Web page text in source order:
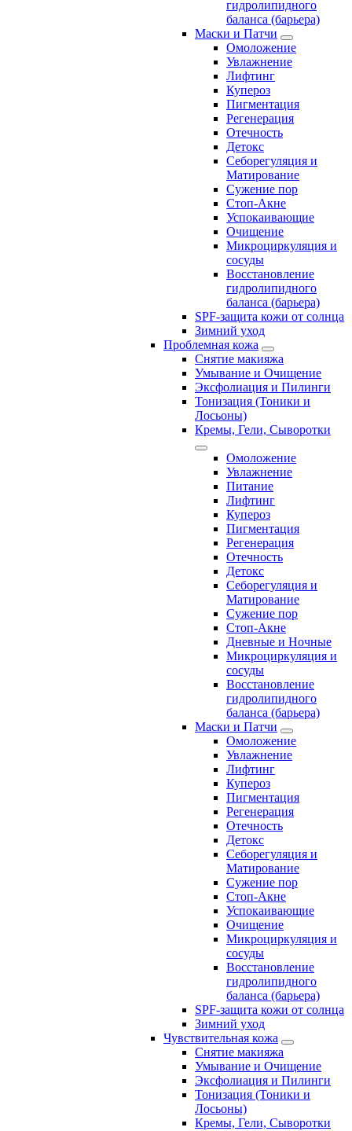
гидролипидного
баланса (барьера)
Маски и Патчи
Омоложение
Увлажнение
Лифтинг
Купероз
Пигментация
Регенерация
Отечность
Детокс
Себорегуляция и
Матирование
Сужение пор
Стоп-Акне
Успокаивающие
Очищение
Микроциркуляция и
сосуды
Восстановление
гидролипидного
баланса (барьера)
SPF-защита кожи от солнца
Зимний уход
Проблемная кожа
Снятие макияжа
Умывание и Очищение
Эксфолиация и Пилинги
Тонизация (Тоники и
Лосьоны)
Кремы, Гели, Сыворотки
Омоложение
Увлажнение
Питание
Лифтинг
Купероз
Пигментация
Регенерация
Отечность
Детокс
Себорегуляция и
Матирование
Сужение пор
Стоп-Акне
Дневные и Ночные
Микроциркуляция и
сосуды
Восстановление
гидролипидного
баланса (барьера)
Маски и Патчи
Омоложение
Увлажнение
Лифтинг
Купероз
Пигментация
Регенерация
Отечность
Детокс
Себорегуляция и
Матирование
Сужение пор
Стоп-Акне
Успокаивающие
Очищение
Микроциркуляция и
сосуды
Восстановление
гидролипидного
баланса (барьера)
SPF-защита кожи от солнца
Зимний уход
Чувствительная кожа
Снятие макияжа
Умывание и Очищение
Эксфолиация и Пилинги
Тонизация (Тоники и
Лосьоны)
Кремы, Гели, Сыворотки